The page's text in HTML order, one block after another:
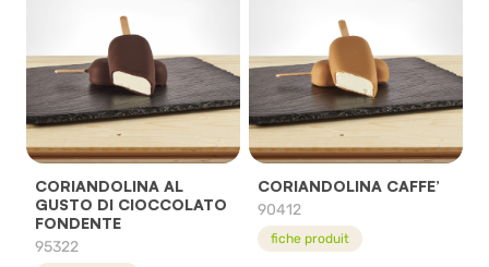
CORIANDOLINA AL
GUSTO DI CIOCCOLATO
FONDENTE
95322
CORIANDOLINA CAFFE’
90412
fiche produit